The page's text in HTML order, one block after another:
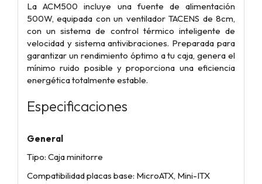
La ACM500 incluye una fuente de alimentación
500W, equipada con un ventilador TACENS de 8cm,
con un sistema de control térmico inteligente de
velocidad y sistema antivibraciones. Preparada para
garantizar un rendimiento óptimo a tu caja, genera el
mínimo ruido posible y proporciona una eficiencia
energética totalmente estable.
Especificaciones
General
Tipo: Caja minitorre
Compatibilidad placas base: MicroATX, Mini-ITX